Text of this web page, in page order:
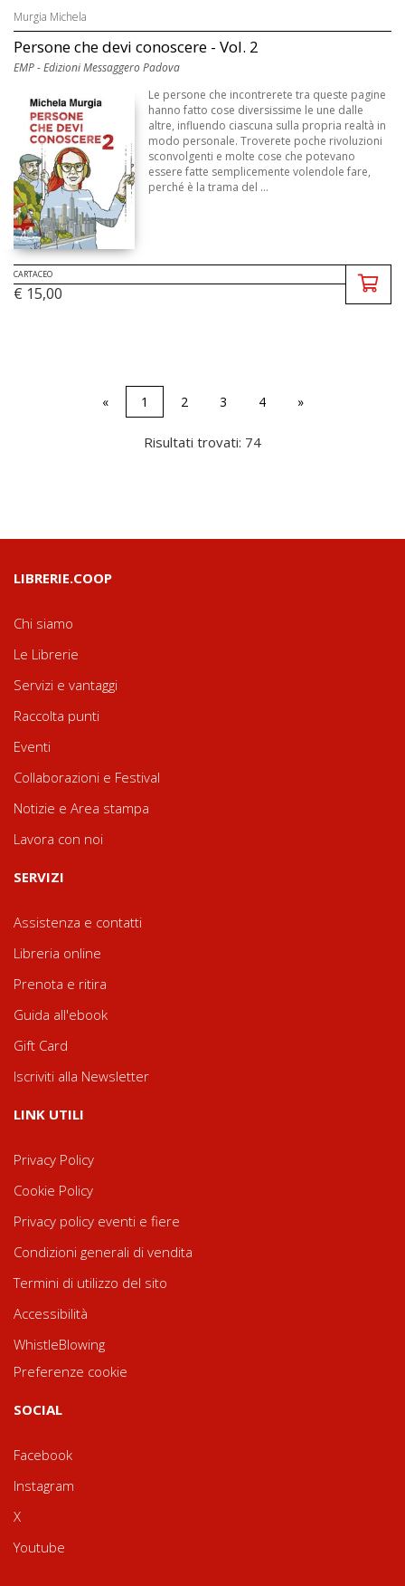
Murgia Michela
Persone che devi conoscere - Vol. 2
EMP - Edizioni Messaggero Padova
Le persone che incontrerete tra queste pagine
hanno fatto cose diversissime le une dalle
altre, influendo ciascuna sulla propria realtà in
modo personale. Troverete poche rivoluzioni
sconvolgenti e molte cose che potevano
essere fatte semplicemente volendole fare,
perché è la trama del ...
CARTACEO
€ 15,00
« 1 2 3 4 »
Risultati trovati: 74
LIBRERIE.COOP
Chi siamo
Le Librerie
Servizi e vantaggi
Raccolta punti
Eventi
Collaborazioni e Festival
Notizie e Area stampa
Lavora con noi
SERVIZI
Assistenza e contatti
Libreria online
Prenota e ritira
Guida all'ebook
Gift Card
Iscriviti alla Newsletter
LINK UTILI
Privacy Policy
Cookie Policy
Privacy policy eventi e fiere
Condizioni generali di vendita
Termini di utilizzo del sito
Accessibilità
WhistleBlowing
Preferenze cookie
SOCIAL
Facebook
Instagram
X
Youtube